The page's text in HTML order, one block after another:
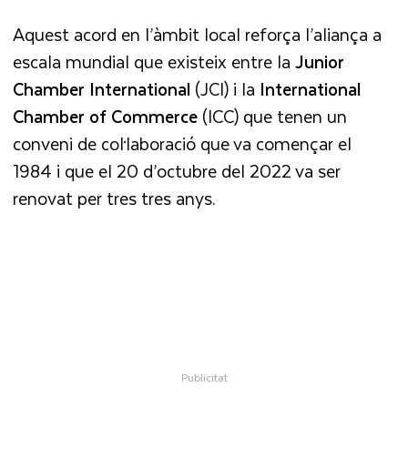
Aquest acord en l’àmbit local reforça l’aliança a
escala mundial que existeix entre laJunior
Chamber International(JCI) i la International
Chamber of Commerce(ICC) que tenen un
conveni de col·laboració que va començar el
1984 i que el 20 d’octubre del 2022 va ser
renovat per tres tres anys.